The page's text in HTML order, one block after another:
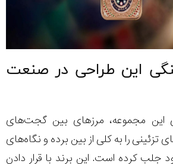
این طراحی در صنعت
این مجموعه، مرزهای بین گجت‌های
تزئینی را به کلی از بین برده و نگاه‌های
جلب کرده است. این برند با قرار دادن